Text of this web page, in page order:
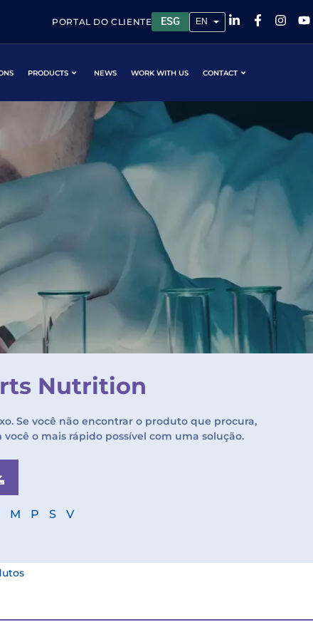
PORTAL DO CLIENTE ESG
PRODUCTS NEWS WORK WITH US CONTACT
Nutrition
Se você não encontrar o produto que procura,
o mais rápido possível com uma solução.
M P S V